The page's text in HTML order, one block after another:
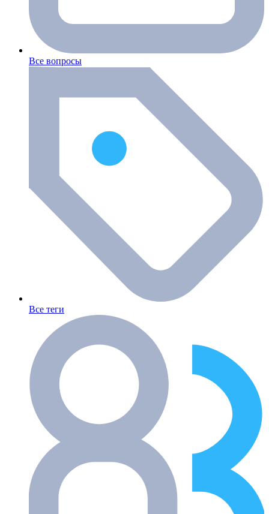
Все вопросы
Все теги